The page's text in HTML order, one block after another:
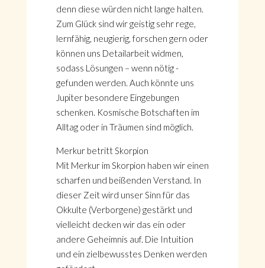
denn diese würden nicht lange halten.
Zum Glück sind wir geistig sehr rege,
lernfähig, neugierig, forschen gern oder
können uns Detailarbeit widmen,
sodass Lösungen – wenn nötig -
gefunden werden. Auch könnte uns
Jupiter besondere Eingebungen
schenken. Kosmische Botschaften im
Alltag oder in Träumen sind möglich.
Merkur betritt Skorpion
Mit Merkur im Skorpion haben wir einen
scharfen und beißenden Verstand. In
dieser Zeit wird unser Sinn für das
Okkulte (Verborgene) gestärkt und
vielleicht decken wir das ein oder
andere Geheimnis auf. Die Intuition
und ein zielbewusstes Denken werden